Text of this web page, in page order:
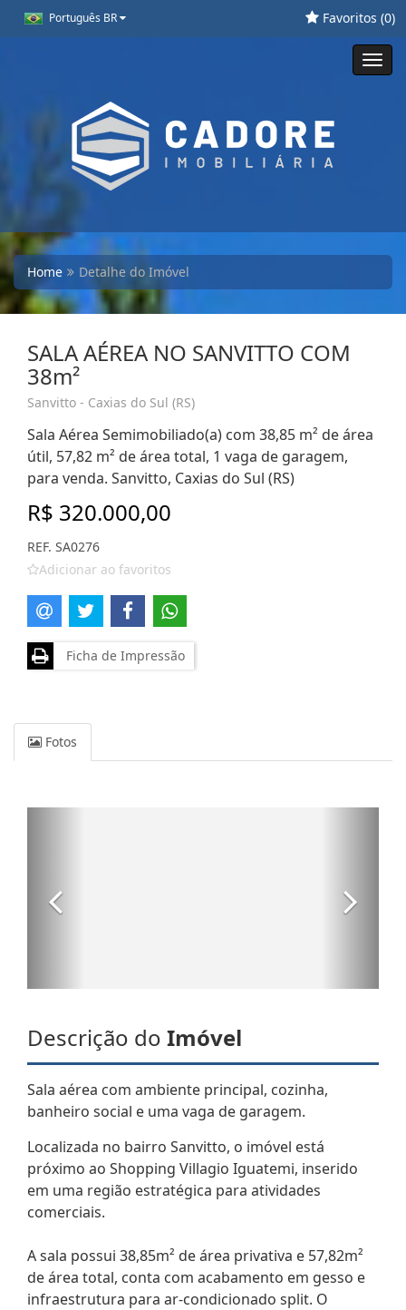
Português BR Favoritos (0)
Home Detalhe do Imóvel
SALA AÉREA NO SANVITTO COM
38m²
Sanvitto - Caxias do Sul (RS)
Sala Aérea Semimobiliado(a) com 38,85 m² de área
útil, 57,82 m² de área total, 1 vaga de garagem,
para venda. Sanvitto, Caxias do Sul (RS)
R$ 320.000,00
REF. SA0276
Adicionar ao favoritos
Ficha de Impressão
Fotos
Descrição do Imóvel
Sala aérea com ambiente principal, cozinha,
banheiro social e uma vaga de garagem.
Localizada no bairro Sanvitto, o imóvel está
próximo ao Shopping Villagio Iguatemi, inserido
em uma região estratégica para atividades
comerciais.
A sala possui 38,85m² de área privativa e 57,82m²
de área total, conta com acabamento em gesso e
infraestrutura para ar-condicionado split. O